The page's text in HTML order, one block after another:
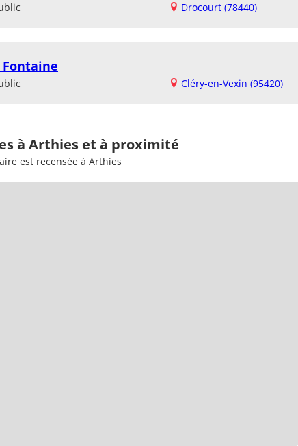
Drocourt (78440)
Cléry-en-Vexin (95420)
à Arthies et à proximité
est recensée à Arthies